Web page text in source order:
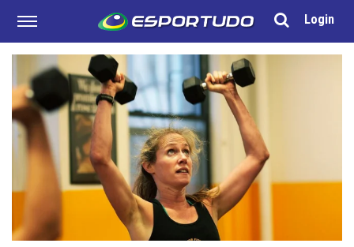
Login